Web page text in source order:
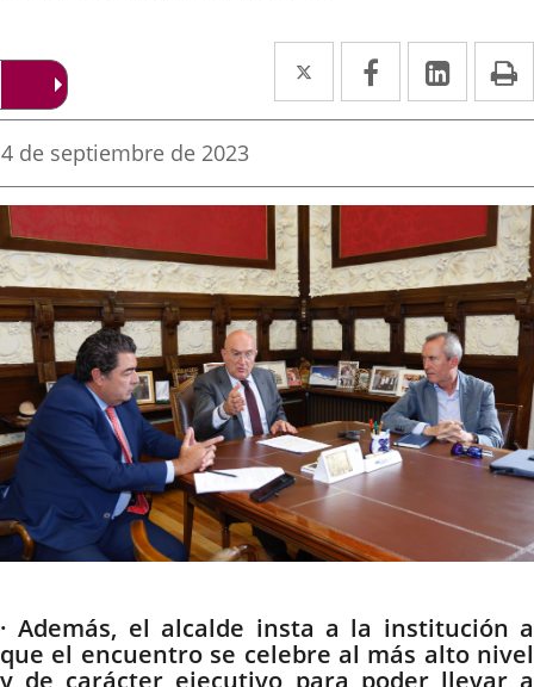
Twitter
Enlace
a
aplicación
externa.
Facebook
Enlace
a
aplicación
externa.
Enlace
a
Fecha
la
noticia
4 de septiembre de 2023
Descripción
· Además, el alcalde insta a la institución a
que el encuentro se celebre al más alto nivel
y de carácter ejecutivo para poder llevar a